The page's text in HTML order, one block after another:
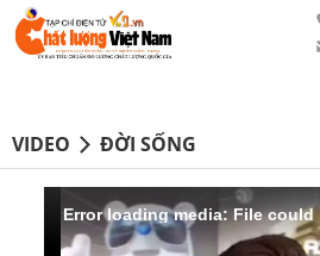
VIDEO ĐỜI SỐNG